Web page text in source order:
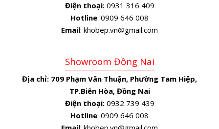
Điện thoại:0931 316 409
Hotline: 0909 646 008
Email: khobep.vn@gmail.com
Showroom Đồng Nai
Địa chỉ: 709 Phạm Văn Thuận, Phường Tam Hiệp,
TP.Biên Hòa, Đồng Nai
Điện thoại:0932 739 439
Hotline: 0909 646 008